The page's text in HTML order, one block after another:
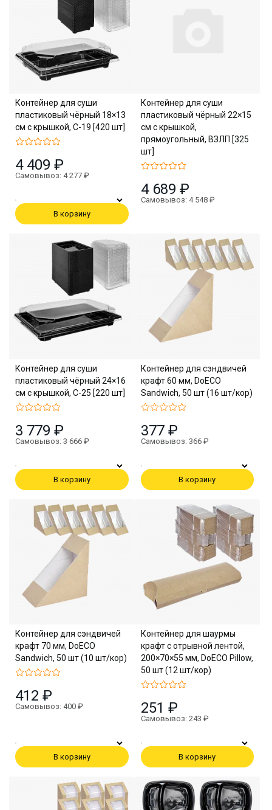
Контейнер для суши
пластиковый чёрный 18×13
см с крышкой, С-19 [420 шт]
4 409 ₽
Самовывоз: 4 277 ₽
В корзину
Контейнер для суши
пластиковый чёрный 22×15
см с крышкой,
прямоугольный, ВЗЛП [325
шт]
4 689 ₽
Самовывоз: 4 548 ₽
Контейнер для суши
пластиковый чёрный 24×16
см с крышкой, С-25 [220 шт]
3 779 ₽
Самовывоз: 3 666 ₽
В корзину
Контейнер для сэндвичей
крафт 60 мм, DoECO
Sandwich, 50 шт (16 шт/кор)
377 ₽
Самовывоз: 366 ₽
В корзину
Контейнер для сэндвичей
крафт 70 мм, DoECO
Sandwich, 50 шт (10 шт/кор)
412 ₽
Самовывоз: 400 ₽
В корзину
Контейнер для шаурмы
крафт с отрывной лентой,
200×70×55 мм, DoECO Pillow,
50 шт (12 шт/кор)
251 ₽
Самовывоз: 243 ₽
В корзину